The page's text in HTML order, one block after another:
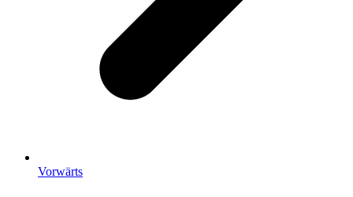
Vorwärts